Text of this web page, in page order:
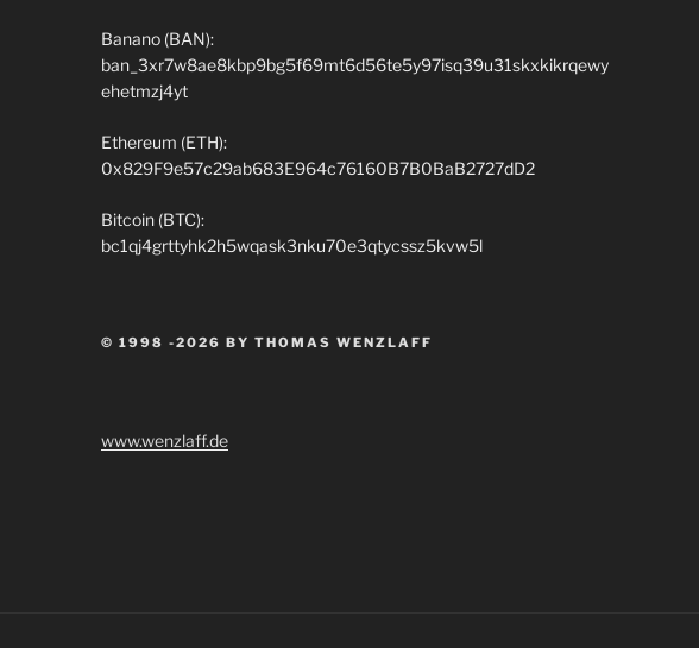
Banano (BAN):
ban_3xr7w8ae8kbp9bg5f69mt6d56te5y97isq39u31skxkikrqewy
ehetmzj4yt
Ethereum (ETH):
0x829F9e57c29ab683E964c76160B7B0BaB2727dD2
Bitcoin (BTC):
bc1qj4grttyhk2h5wqask3nku70e3qtycssz5kvw5l
© 1998 -2026 BY THOMAS WENZLAFF
www.wenzlaff.de